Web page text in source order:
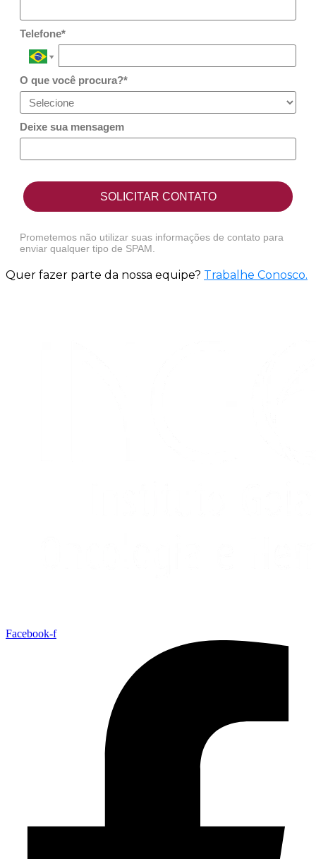
Telefone*
O que você procura?*
Deixe sua mensagem
SOLICITAR CONTATO
Prometemos não utilizar suas informações de contato para
enviar qualquer tipo de SPAM.
Quer fazer parte da nossa equipe? Trabalhe Conosco.
Facebook-f